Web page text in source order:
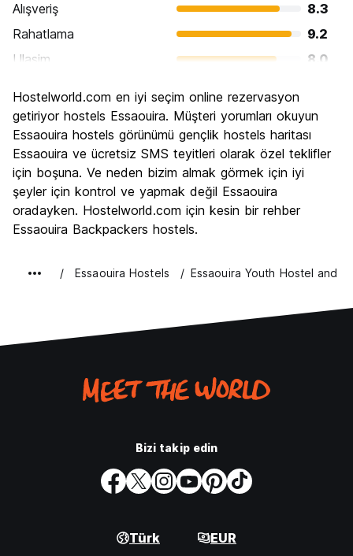
Alışveriş
8.3
Rahatlama
9.2
Ulasim
8.0
Kültür
8.5
Gece hayatı
6.6
Ekonomik
8.8
Hostelworld.com en iyi seçim online rezervasyon
getiriyor hostels Essaouira. Müşteri yorumları okuyun
Essaouira hostels görünümü gençlik hostels haritası
Essaouira ve ücretsiz SMS teyitleri olarak özel teklifler
için boşuna. Ve neden bizim almak görmek için iyi
şeyler için kontrol ve yapmak değil Essaouira
oradayken. Hostelworld.com için kesin bir rehber
Essaouira Backpackers hostels.
Essaouira Hostels Essaouira Youth Hostel and
Bizi takip edin
Türk EUR